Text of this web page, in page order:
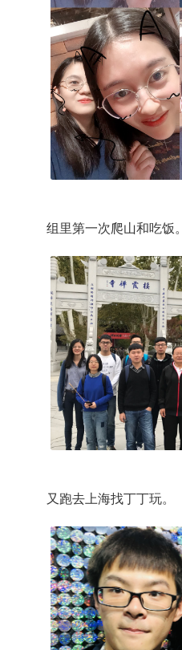
组里第一次爬山和吃饭。
又跑去上海找丁丁玩。